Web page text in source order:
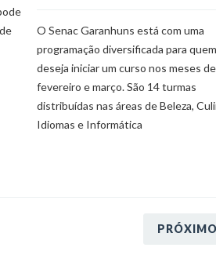
O Senac Garanhuns está com uma
programação diversificada para quem
deseja iniciar um curso nos meses de
fevereiro e março. São 14 turmas
distribuídas nas áreas de Beleza,
Idiomas e Informática
PRÓXIMO